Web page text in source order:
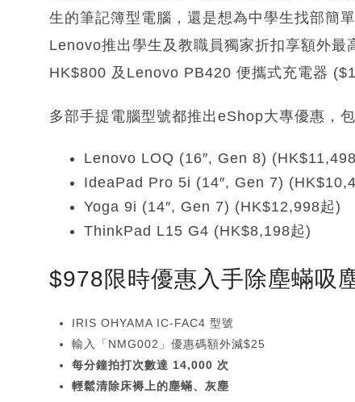
生的筆記簿型電腦，還是想為中學生找部簡
Lenovo推出學生及教職員獨家折扣享額外
HK$800 及Lenovo PB420 便攜式充電器
多部手提電腦型號都推出eShop大專優惠，包
Lenovo LOQ (16″, Gen 8)
IdeaPad Pro 5i (14″, Gen 7)
Yoga 9i (14″, Gen 7) (HK$12,998起)
ThinkPad L15 G4 (HK$8,198起)
$978限時優惠入手除塵蟎吸
IRIS OHYAMA IC-FAC4 型號
輸入「NMG002」優惠碼額外減$25
每分鐘拍打次數達 14,000 次
輕鬆清除床褥上的塵蟎、灰塵